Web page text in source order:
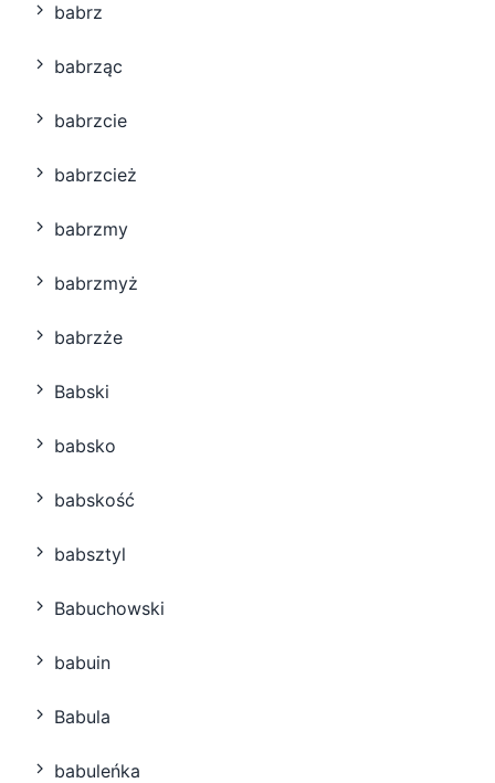
babrz
babrząc
babrzcie
babrzcież
babrzmy
babrzmyż
babrzże
Babski
babsko
babskość
babsztyl
Babuchowski
babuin
Babula
babuleńka